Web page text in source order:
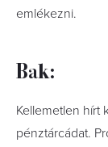
emlékezni.
Bak:
Kellemetlen hírt
pénztárcádat.